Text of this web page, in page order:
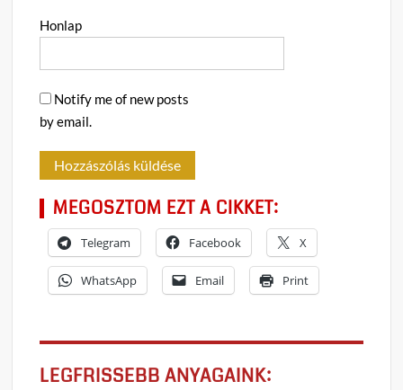
Honlap
Notify me of new posts
by email.
MEGOSZTOM EZT A CIKKET:
Telegram Facebook X
WhatsApp Email Print
LEGFRISSEBB ANYAGAINK: